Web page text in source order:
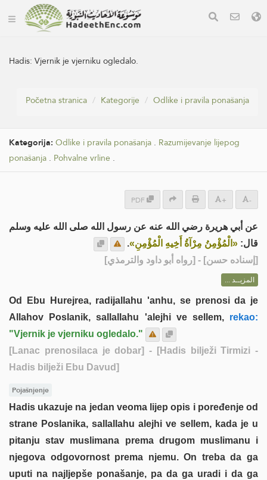
Hadis:Vjernik je vjerniku ogledalo.
Početna stranica Kategorije Odlike i pravila ponašanja
Kategorija: Odlike i pravila ponašanja . Razumijevanje lijepog
ponašanja . Pohvalne vrline .
PDF + -
عن أبي هريرة رضي الله عنه عن رسول الله صلى الله عليه وسلم
قال: «الْمُؤْمِنُ مِرْآةُ أَخِيهِ الْمُؤْمِنِ».
[ إسناده حسن] - [رواه أبو داود والترمذي]
المزيــد ...
Od Ebu Hurejrea, radijallahu 'anhu, se prenosi da je
Allahov Poslanik, sallallahu 'alejhi ve sellem,rekao:
"Vjernik je vjerniku ogledalo."
[Lanac prenosilaca je dobar] - [Hadis bilježi Tirmizi -
Hadis bilježi Ebu Davud]
Pojašnjenje
Hadis ukazuje na jedan veoma lijep opis i poređenje od
strane Poslanika, sallallahu alejhi ve sellem, kada je u
pitanju stav muslimana prema drugom muslimanu i
njegova odgovornost prema njemu. On treba da ga
uputi na najljepše ponašanje, pa da ga uradi i da ga